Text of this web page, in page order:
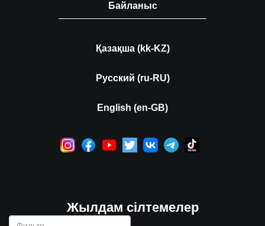
Байланыс
Қазақша (kk-KZ)
Русский (ru-RU)
English (en-GB)
Жылдам сілтемелер